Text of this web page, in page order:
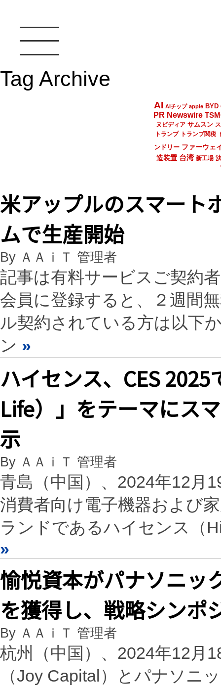
Tag Archive
AI AIチップ apple BYD
PR Newswire
ヌビディア サムスン
トランプ
トランプ関税
ンドリー ファーウェ
造装置 台湾 新工場
米アップルのスマート
ムで生産開始
By ＡＡｉＴ 管理者
記事は有料サービスご契約
会員に登録すると、２週間
ル契約されている方は以下
ン »
ハイセンス、CES
Life）」をテーマにス
示
By ＡＡｉＴ 管理者
青島（中国）、2024年12月
消費者向け電子機器および
ランドであるハイセンス（
»
愉悦資本がパナソニッ
を獲得し、戦略シンポ
By ＡＡｉＴ 管理者
杭州（中国）、2024年12月
（Joy Capital）とパナソニ